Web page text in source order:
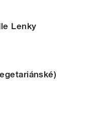
Lenky